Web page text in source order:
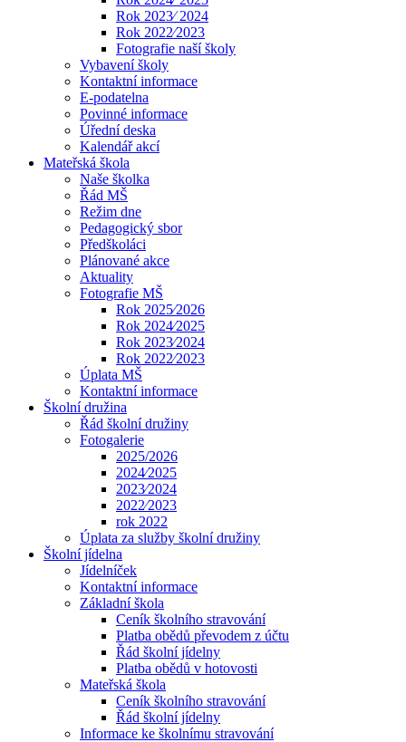
Rok 2023⁄ 2024
Rok 2022⁄2023
Fotografie naší školy
Vybavení školy
Kontaktní informace
E-podatelna
Povinné informace
Úřední deska
Kalendář akcí
Mateřská škola
Naše školka
Řád MŠ
Režim dne
Pedagogický sbor
Předškoláci
Plánované akce
Aktuality
Fotografie MŠ
Rok 2025⁄2026
Rok 2024⁄2025
Rok 2023⁄2024
Rok 2022⁄2023
Úplata MŠ
Kontaktní informace
Školní družina
Řád školní družiny
Fotogalerie
2025/2026
2024⁄2025
2023⁄2024
2022⁄2023
rok 2022
Úplata za služby školní družiny
Školní jídelna
Jídelníček
Kontaktní informace
Základní škola
Ceník školního stravování
Platba obědů převodem z účtu
Řád školní jídelny
Platba obědů v hotovosti
Mateřská škola
Ceník školního stravování
Řád školní jídelny
Informace ke školnímu stravování